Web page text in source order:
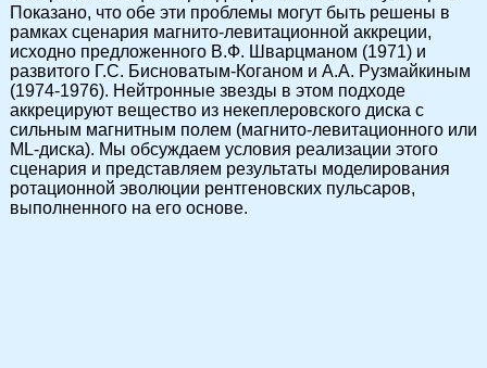
Показано, что обе эти проблемы могут быть решены в
рамках сценария магнито-левитационной аккреции,
исходно предложенного В.Ф. Шварцманом (1971) и
развитого Г.С. Бисноватым-Коганом и А.А. Рузмайкиным
(1974-1976). Нейтронные звезды в этом подходе
аккрецируют вещество из некеплеровского диска с
сильным магнитным полем (магнито-левитационного или
ML-диска). Мы обсуждаем условия реализации этого
сценария и представляем результаты моделирования
ротационной эволюции рентгеновских пульсаров,
выполненного на его основе.